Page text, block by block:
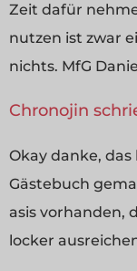
Zeit dafür
nutzen ist zwar
nichts. MfG
Chronojin
Okay danke,
Gästebuch
asis vorhanden,
locker